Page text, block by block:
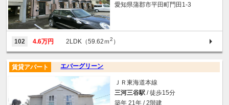
愛知県蒲郡市平田町門田1-3
102 4.6万円 2LDK（59.62ｍ2 ）
エバーグリーン
賃貸アパート
ＪＲ東海道本線
三河三谷駅 / 徒歩15分
築年 21年 / 2階建